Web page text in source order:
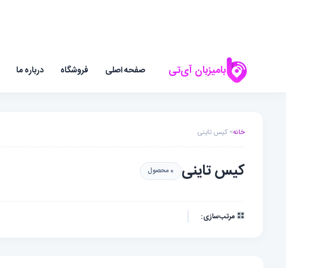
بامیزبان آی‌تی صفحه اصلی فروشگاه درباره ما
خانه> کیس تاینی
کیس تاینی 0 محصول
مرتب‌سازی: